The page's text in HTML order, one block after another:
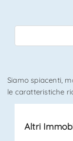
Siamo spiacenti,
le caratteristiche
Altri
*Il tuo indirizzo
*Il tuo telefono